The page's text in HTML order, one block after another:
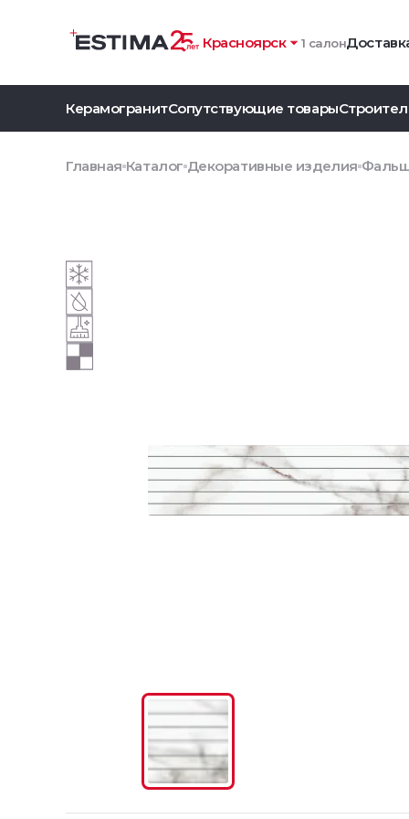
Красноярск 1 салон
КерамогранитСопутствующие товары
Главная Каталог Декоративные изделия